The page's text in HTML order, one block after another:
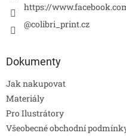
https://
@colibri_print.cz
Dokumenty
Jak nakupovat
Materiály
Pro Ilustrátory
Všeobecné obchodní